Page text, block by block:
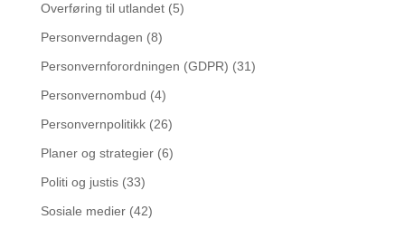
Overføring til utlandet(5)
Personverndagen (8)
Personvernforordningen (GDPR) (31)
Personvernombud (4)
Personvernpolitikk(26)
Planer og strategier(6)
Politi og justis(33)
Sosiale medier(42)